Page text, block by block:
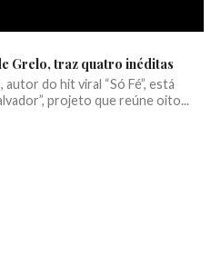
Grelo, traz quatro inéditas
do hit viral “Só Fé”, está
projeto que reúne oito...